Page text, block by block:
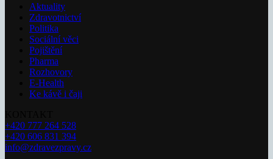
Aktuality
Zdravotnictví
Politika
Sociální věci
Pojištění
Pharma
Rozhovory
E-Health
Ke kávě i čaji
+420 777 264 528
+420 606 831 394
info@zdravezpravy.cz